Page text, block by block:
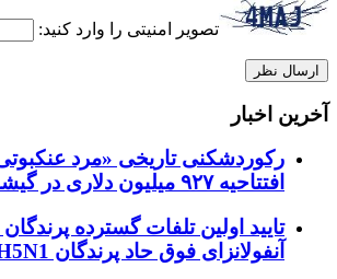
تصویر امنیتی را وارد کنید:
آخرین اخبار
رکوردشکنی تاریخی «مرد
افتتاحیه ۹۲۷ میلیون دلاری در گیشه جهانی
تایید اولین تلفات گسترده پرندگان
آنفولانزای فوق حاد پرندگان H5N1 در استرالیا